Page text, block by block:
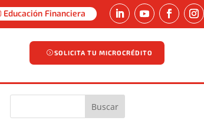
Educación Financiera
SOLICITA TU MICROCRÉDITO
SOLICITA TU MICROCRÉDITO
Buscar